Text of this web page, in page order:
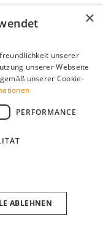
Unternehmensprofil
×
unserer
unserer Webseite
unserer Cookie-
PERFORMANCE
ABLEHNEN